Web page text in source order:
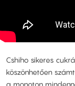
Cshiho sikeres
köszönhetően
a monoton